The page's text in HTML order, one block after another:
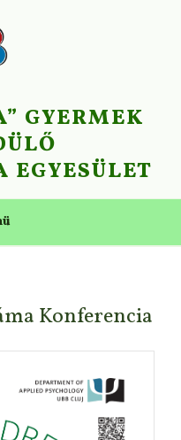
GYERMEK
EGYESÜLET
Konferencia